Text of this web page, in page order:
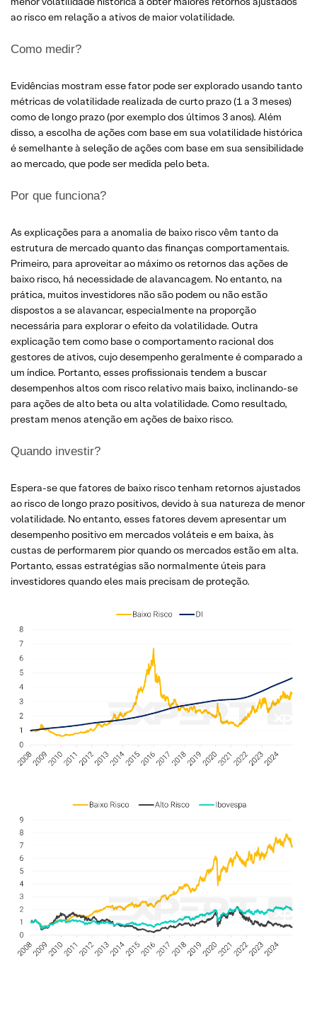
ao risco em relação a ativos de maior volatilidade.
Como medir?
Evidências mostram esse fator pode ser explorado usando tanto
métricas de volatilidade realizada de curto prazo (1 a 3 meses)
como de longo prazo (por exemplo dos últimos 3 anos). Além
disso, a escolha de ações com base em sua volatilidade histórica
é semelhante à seleção de ações com base em sua sensibilidade
ao mercado, que pode ser medida pelo beta.
Por que funciona?
As explicações para a anomalia de baixo risco vêm tanto da
estrutura de mercado quanto das finanças comportamentais.
Primeiro, para aproveitar ao máximo os retornos das ações de
baixo risco, há necessidade de alavancagem. No entanto, na
prática, muitos investidores não são podem ou não estão
dispostos a se alavancar, especialmente na proporção
necessária para explorar o efeito da volatilidade. Outra
explicação tem como base o comportamento racional dos
gestores de ativos, cujo desempenho geralmente é comparado a
um índice. Portanto, esses profissionais tendem a buscar
desempenhos altos com risco relativo mais baixo, inclinando-se
para ações de alto beta ou alta volatilidade. Como resultado,
prestam menos atenção em ações de baixo risco.
Quando investir?
Espera-se que fatores de baixo risco tenham retornos ajustados
ao risco de longo prazo positivos, devido à sua natureza de menor
volatilidade. No entanto, esses fatores devem apresentar um
desempenho positivo em mercados voláteis e em baixa, às
custas de performarem pior quando os mercados estão em alta.
Portanto, essas estratégias são normalmente úteis para
investidores quando eles mais precisam de proteção.